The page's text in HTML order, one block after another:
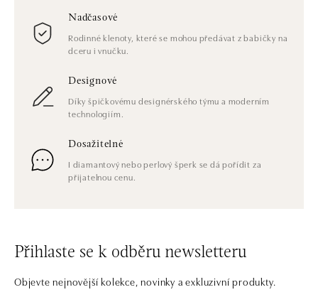
Nadčasové
Rodinné klenoty, které se mohou předávat z babičky na
dceru i vnučku.
Designové
Díky špičkovému designérského týmu a moderním
technologiím.
Dosažitelné
I diamantový nebo perlový šperk se dá pořídit za
přijatelnou cenu.
Přihlaste se k odběru newsletteru
Objevte nejnovější kolekce, novinky a exkluzivní produkty.